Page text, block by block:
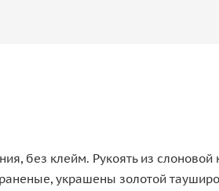
без клейм. Рукоять из слоновой
украшены золотой